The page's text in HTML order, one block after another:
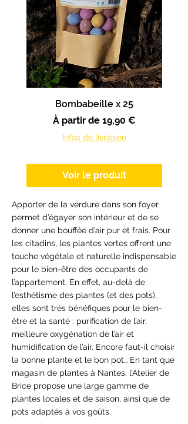
Bombabeille x 25
À partir de 19,90 €
Prix promotionnel
Infos de livraison
Voir le produit
Apporter de la verdure dans son foyer
permet d’égayer son intérieur et de se
donner une bouffée d’air pur et frais. Pour
les citadins, les plantes vertes offrent une
touche végétale et naturelle indispensable
pour le bien-être des occupants de
l’appartement. En effet, au-delà de
l’esthétisme des plantes (et des pots),
elles sont très bénéfiques pour le bien-
être et la santé : purification de l’air,
meilleure oxygénation de l’air et
humidification de l’air. Encore faut-il choisir
la bonne plante et le bon pot… En tant que
magasin de plantes à Nantes, l’Atelier de
Brice propose une large gamme de
plantes locales et de saison, ainsi que de
pots adaptés à vos goûts.